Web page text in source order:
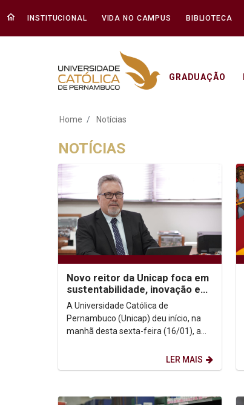
INSTITUCIONAL VIDA NO CAMPUS BIBLIOTECA
GRADUAÇÃO
Notícias - Unicap
Home Notícias
NOTÍCIAS
Novo reitor da Unicap foca em
sustentabilidade, inovação e
humanismo
A Universidade Católica de
Pernambuco (Unicap) deu início, na
manhã desta sexta-feira (16/01), a
LER MAIS